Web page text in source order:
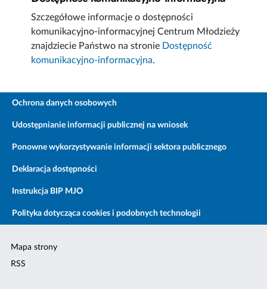
Szczegółowe informacje o dostępności
komunikacyjno-informacyjnej Centrum Młodzieży
znajdziecie Państwo na stronie Dostępność
komunikacyjno-informacyjna.
Ochrona danych osobowych
Udostępnianie informacji publicznej na wniosek
Ponowne wykorzystywanie informacji sektora publicznego
Deklaracja dostępności
Instrukcja BIP MJO
Polityka dotycząca cookies i podobnych technologii
Mapa strony
RSS